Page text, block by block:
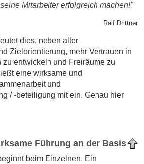
Mitarbeiter erfolgreich machen!"
Ralf Drittner
dies, neben aller
Zielorientierung, mehr Vertrauen in
zu entwickeln und Freiräume zu
eine wirksame und
und
/ -beteiligung mit ein. Genau hier
Führung an der Basis
beim Einzelnen. Ein